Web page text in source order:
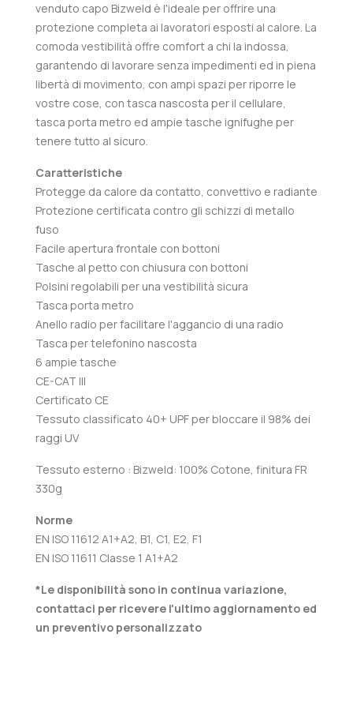
venduto capo Bizweld è l'ideale per offrire una
protezione completa ai lavoratori esposti al calore. La
comoda vestibilità offre comfort a chi la indossa,
garantendo di lavorare senza impedimenti ed in piena
libertà di movimento, con ampi spazi per riporre le
vostre cose, con tasca nascosta per il cellulare,
tasca porta metro ed ampie tasche ignifughe per
tenere tutto al sicuro.
Caratteristiche
Protegge da calore da contatto, convettivo e radiante
Protezione certificata contro gli schizzi di metallo
fuso
Facile apertura frontale con bottoni
Tasche al petto con chiusura con bottoni
Polsini regolabili per una vestibilità sicura
Tasca porta metro
Anello radio per facilitare l'aggancio di una radio
Tasca per telefonino nascosta
6 ampie tasche
CE-CAT III
Certificato CE
Tessuto classificato 40+ UPF per bloccare il 98% dei
raggi UV
Tessuto esterno : Bizweld: 100% Cotone, finitura FR
330g
Norme
EN ISO 11612 A1+A2, B1, C1, E2, F1
EN ISO 11611 Classe 1 A1+A2
*Le disponibilità sono in continua variazione,
contattaci per ricevere l'ultimo aggiornamento ed
un preventivo personalizzato